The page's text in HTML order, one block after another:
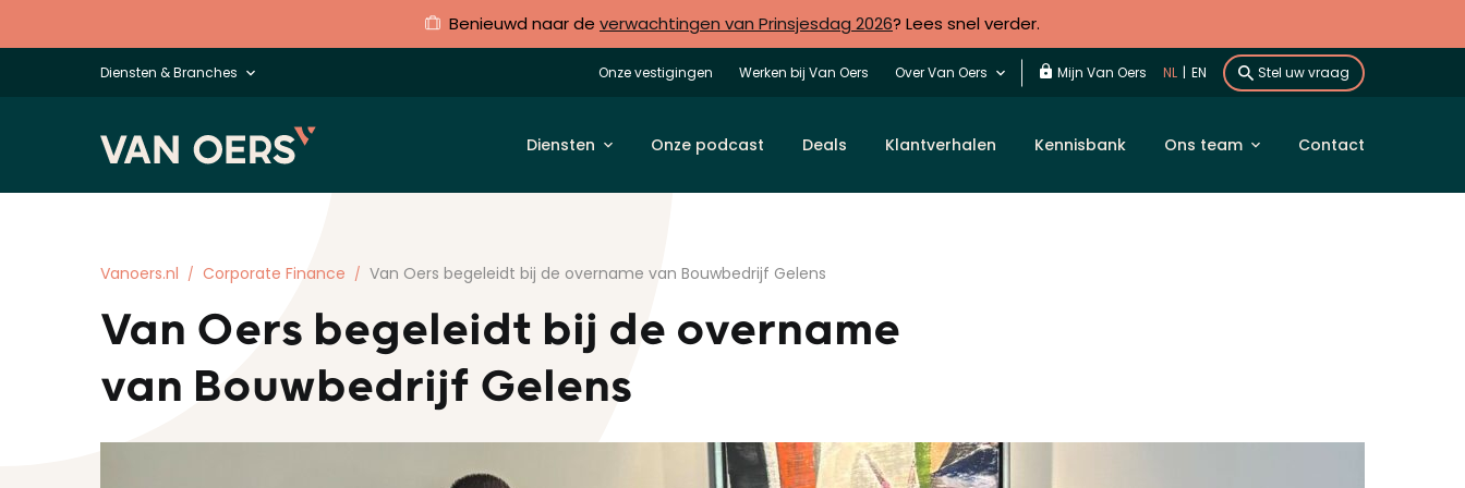
Benieuwd naar de verwachtingen van Prinsjesdag 2026? Lees snel verder.
Diensten & Branches Onze vestigingen Werken bij Van Oers Over Van Oers Mijn Van Oers NL | EN Stel uw vraag
Diensten Onze podcast Deals Klantverhalen Kennisbank Ons team Contact
Vanoers.nl Corporate Finance Van Oers begeleidt bij de overname van Bouwbedrijf Gelens
Van Oers begeleidt bij de overname
van Bouwbedrijf Gelens